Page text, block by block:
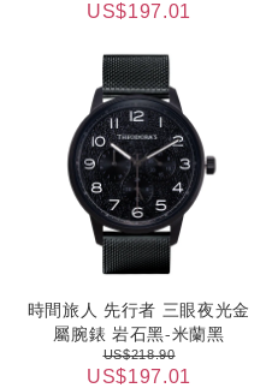
US$197.01
時間旅人 先行者 三眼夜光金
屬腕錶 岩石黑-米蘭黑
US$218.90
US$197.01